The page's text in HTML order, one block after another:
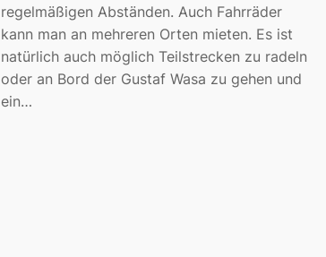
regelmäßigen Abständen. Auch Fahrräder
kann man an mehreren Orten mieten. Es ist
natürlich auch möglich Teilstrecken zu radeln
oder an Bord der Gustaf Wasa zu gehen und
ein…